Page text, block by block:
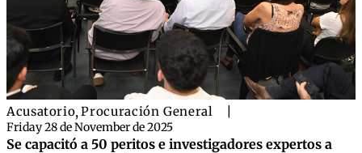
Acusatorio,Procuración General
Friday 28 de November de 2025
Se capacitó a 50 peritos e investigadores expertos a